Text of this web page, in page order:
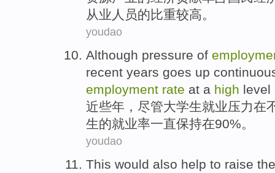
从业人员的比重较高。
youdao
Although pressure of
recent years goes up
employment rate at a high level
近些年 ， 尽管大学生就业压力在
生的就业率一直保持在90%。
youdao
This would also help to raise